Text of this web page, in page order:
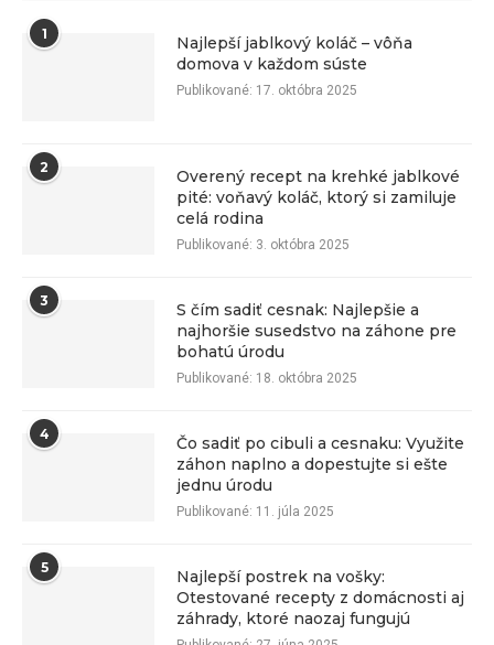
1
Najlepší jablkový koláč – vôňa
domova v každom súste
Publikované: 17. októbra 2025
2
Overený recept na krehké jablkové
pité: voňavý koláč, ktorý si zamiluje
celá rodina
Publikované: 3. októbra 2025
3
S čím sadiť cesnak: Najlepšie a
najhoršie susedstvo na záhone pre
bohatú úrodu
Publikované: 18. októbra 2025
4
Čo sadiť po cibuli a cesnaku: Využite
záhon naplno a dopestujte si ešte
jednu úrodu
Publikované: 11. júla 2025
5
Najlepší postrek na vošky:
Otestované recepty z domácnosti aj
záhrady, ktoré naozaj fungujú